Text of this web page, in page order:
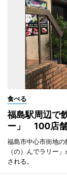
食べる
福島駅周辺で
ー」 100店
福島市中心市街地
（の）んでラリー
される。